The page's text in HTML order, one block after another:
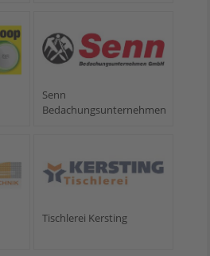
Senn
Bedachungsunternehmen
Tischlerei Kersting